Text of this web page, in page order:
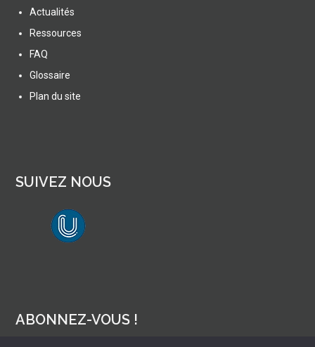
Actualités
Ressources
FAQ
Glossaire
Plan du site
SUIVEZ NOUS
ABONNEZ-VOUS !